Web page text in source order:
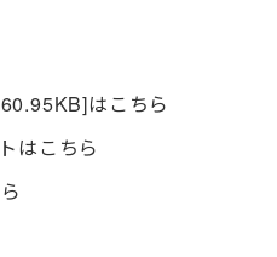
はこちら
はこちら